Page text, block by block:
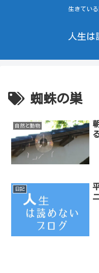
生きてい
人生は
蜘蛛の巣
自然と動物
日記